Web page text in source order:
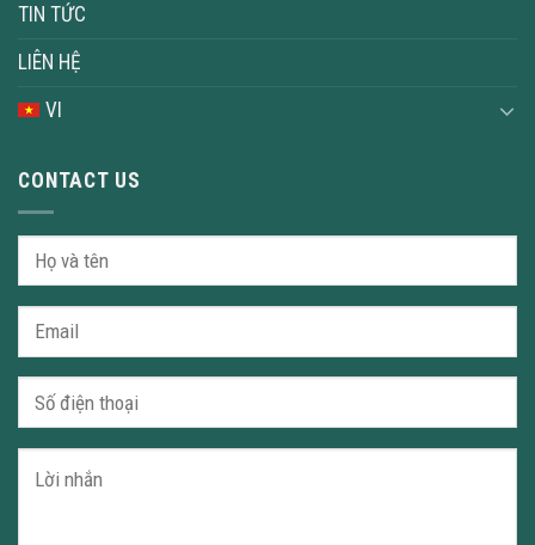
TIN TỨC
LIÊN HỆ
VI
CONTACT US